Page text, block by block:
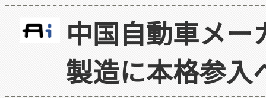
中国自動車メ
製造に本格参入